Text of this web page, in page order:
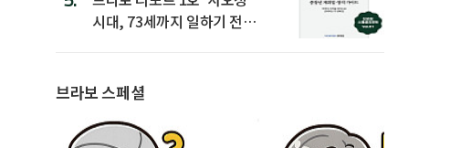
시대, 73세까지 일하기 전략’
브라보 스페셜